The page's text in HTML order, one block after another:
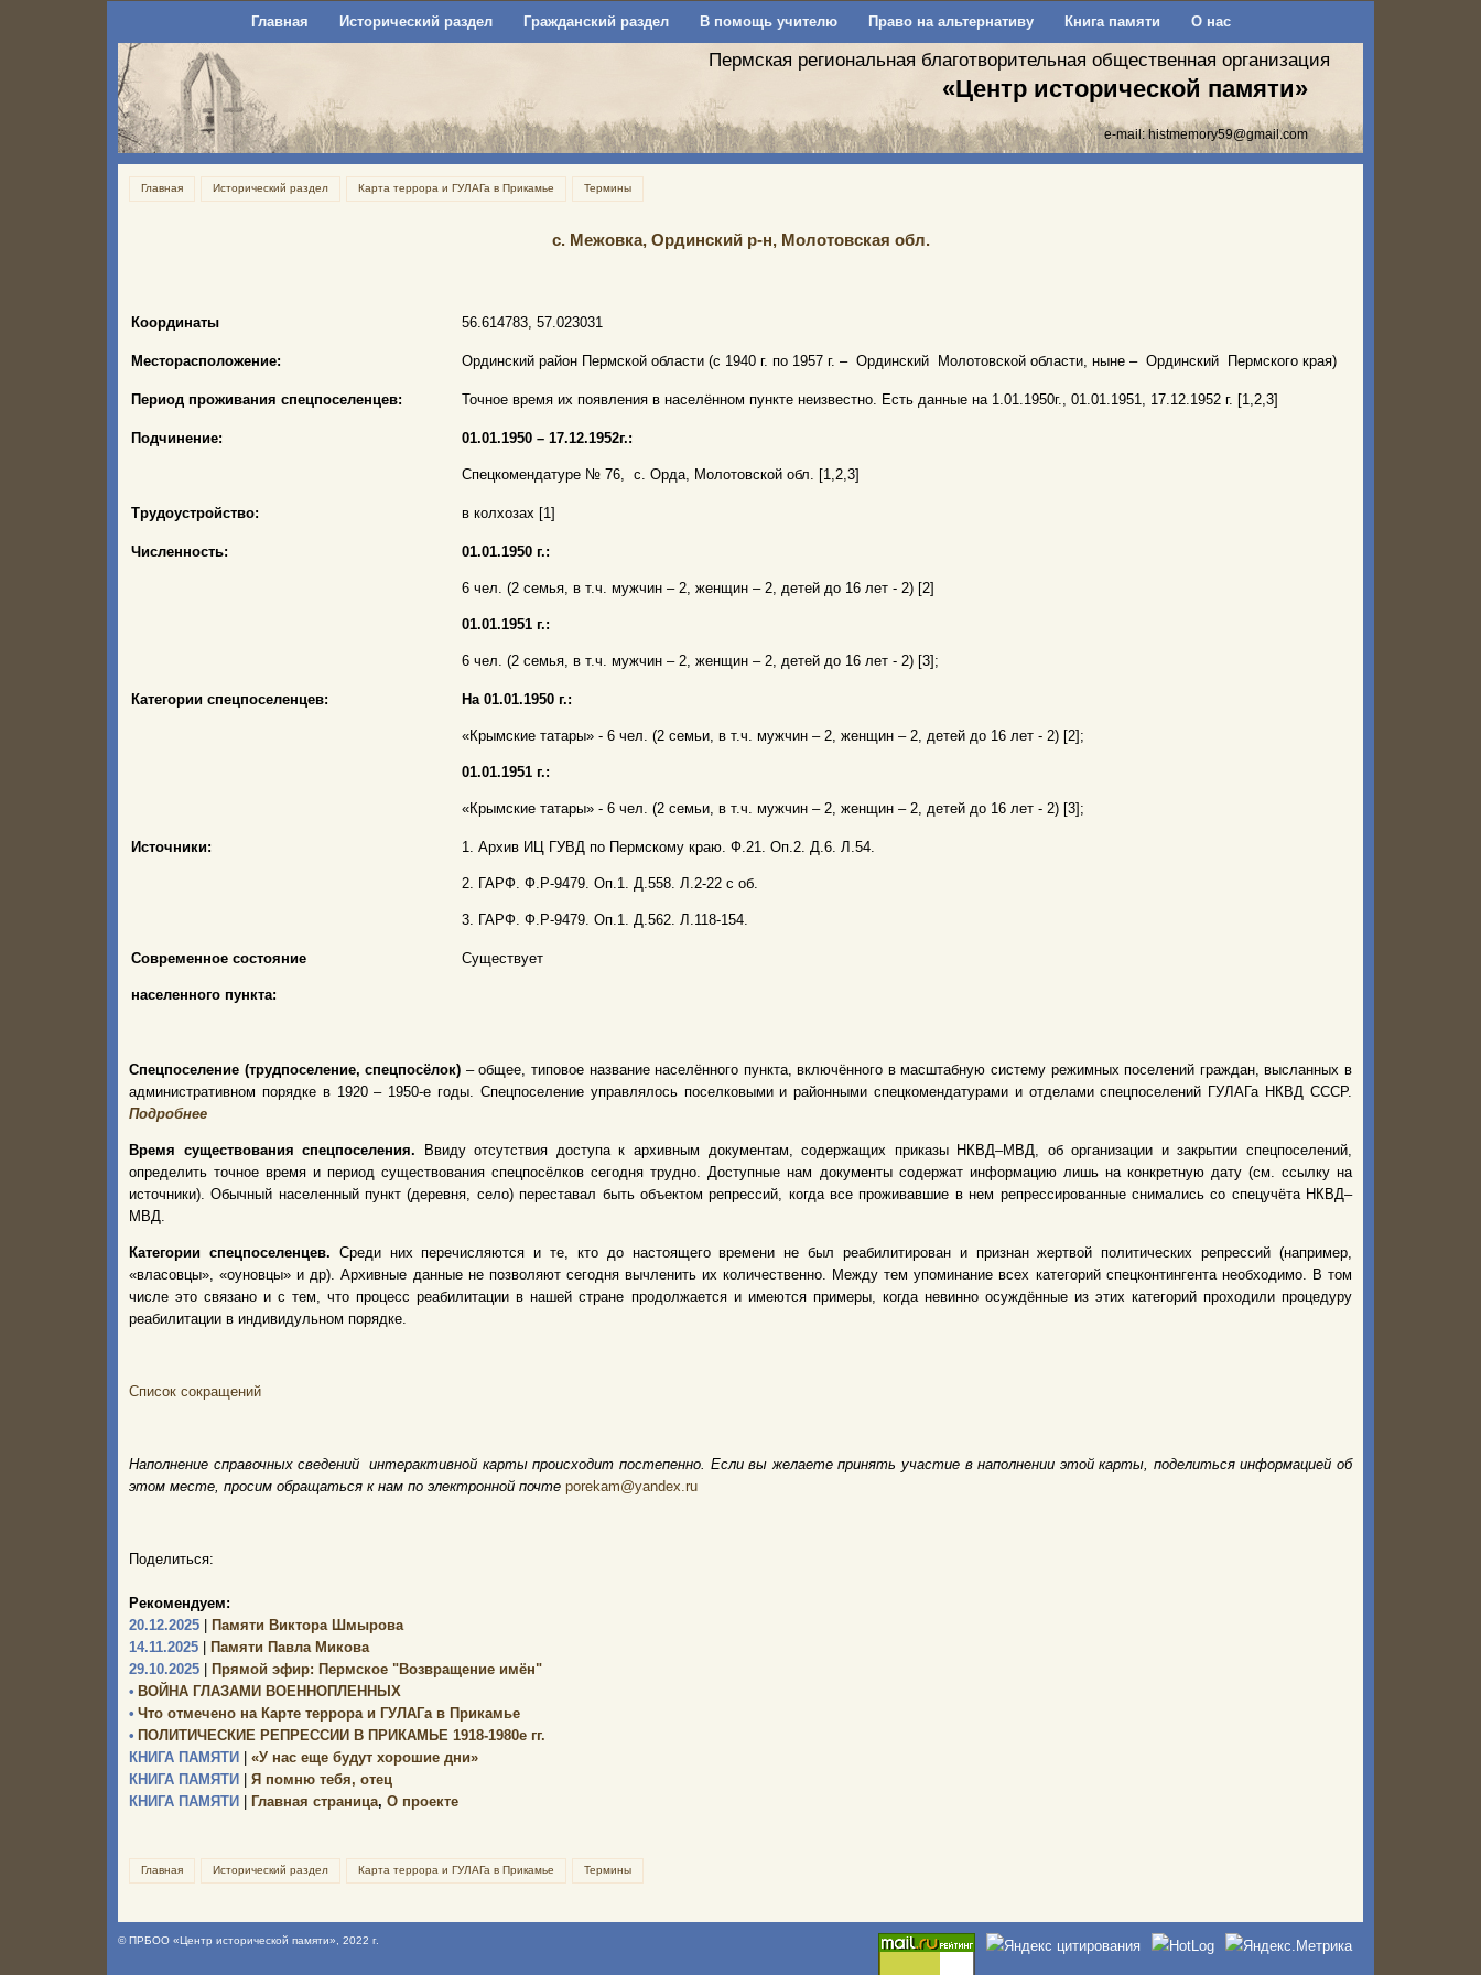
Главная Исторический раздел Гражданский раздел В помощь учителю Право на альтернативу Книга памяти О нас
Пермская региональная благотворительная общественная организация
«Центр исторической памяти»
e-mail:histmemory59@gmail.com
Главная Исторический раздел Карта террора и ГУЛАГа в Прикамье Термины
с. Межовка, Ординский р-н, Молотовская обл.
Координаты 56.614783, 57.023031
Месторасположение: Ординский район Пермской области (с 1940 г. по 1957 г. – Ординский Молотовской области, ныне – Ординский Пермского края)
Период проживания спецпоселенцев: Точное время их появления в населённом пункте неизвестно. Есть данные на 1.01.1950г., 01.01.1951, 17.12.1952 г. [1,2,3]
Подчинение: 01.01.1950 – 17.12.1952г.:
Спецкомендатуре № 76, с. Орда, Молотовской обл. [1,2,3]
Трудоустройство: в колхозах [1]
Численность: 01.01.1950 г.:
6 чел. (2 семья, в т.ч. мужчин – 2, женщин – 2, детей до 16 лет - 2) [2]
01.01.1951 г.:
6 чел. (2 семья, в т.ч. мужчин – 2, женщин – 2, детей до 16 лет - 2) [3];
Категории спецпоселенцев: На 01.01.1950 г.:
«Крымские татары» - 6 чел. (2 семьи, в т.ч. мужчин – 2, женщин – 2, детей до 16 лет - 2) [2];
01.01.1951 г.:
«Крымские татары» - 6 чел. (2 семьи, в т.ч. мужчин – 2, женщин – 2, детей до 16 лет - 2) [3];
Источники: 1. Архив ИЦ ГУВД по Пермскому краю. Ф.21. Оп.2. Д.6. Л.54.
2. ГАРФ. Ф.Р-9479. Оп.1. Д.558. Л.2-22 с об.
3. ГАРФ. Ф.Р-9479. Оп.1. Д.562. Л.118-154.
Современное состояние
населенного пункта:
Существует
Спецпоселение (трудпоселение, спецпосёлок) – общее, типовое название населённого пункта, включённого в масштабную систему режимных поселений граждан, высланных в
административном порядке в 1920 – 1950-е годы. Спецпоселение управлялось поселковыми и районными спецкомендатурами и отделами спецпоселений ГУЛАГа НКВД СССР.
Подробнее
Время существования спецпоселения.
Ввиду отсутствия доступа к архивным документам, содержащих приказы НКВД–МВД, об организации и закрытии спецпоселений,
определить точное время и период существования спецпосёлков сегодня трудно. Доступные нам документы содержат информацию лишь на конкретную дату (см. ссылку на
источники). Обычный населенный пункт (деревня, село) переставал быть объектом репрессий, когда все проживавшие в нем репрессированные снимались со спецучёта НКВД–
МВД.
Категории спецпоселенцев. Среди них перечисляются и те, кто до настоящего времени не был реабилитирован и признан жертвой политических репрессий (например,
«власовцы», «оуновцы» и др). Архивные данные не позволяют сегодня вычленить их количественно. Между тем упоминание всех категорий спецконтингента необходимо. В том
числе это связано и с тем, что процесс реабилитации в нашей стране продолжается и имеются примеры, когда невинно осуждённые из этих категорий проходили процедуру
реабилитации в индивидульном порядке.
Список сокращений
Наполнение справочных сведений интерактивной карты происходит постепенно. Если вы желаете принять участие в наполнении этой карты, поделиться информацией об
этом месте, просим обращаться к нам по электронной почте porekam@yandex.ru
Поделиться:
Рекомендуем:
20.12.2025
Памяти Виктора Шмырова
14.11.2025
Памяти Павла Микова
29.10.2025
Прямой эфир: Пермское "Возвращение имён"
• ВОЙНА ГЛАЗАМИ ВОЕННОПЛЕННЫХ
• Что отмечено на Карте террора и ГУЛАГа в Прикамье
• ПОЛИТИЧЕСКИЕ РЕПРЕССИИ В ПРИКАМЬЕ 1918-1980е гг.
КНИГА ПАМЯТИ
«У нас еще будут хорошие дни»
КНИГА ПАМЯТИ
Я помню тебя, отец
КНИГА ПАМЯТИ
Главная страница, О проекте
Главная Исторический раздел Карта террора и ГУЛАГа в Прикамье Термины
©ПРБОО «Центр исторической памяти» , 2022 г.